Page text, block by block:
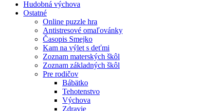
Hudobná výchova
Ostatné
Online puzzle hra
Antistresové omaľovánky
Časopis Smejko
Kam na výlet s deťmi
Zoznam materských škôl
Zoznam základných škôl
Pre rodičov
Bábätko
Tehotenstvo
Výchova
Zdravie